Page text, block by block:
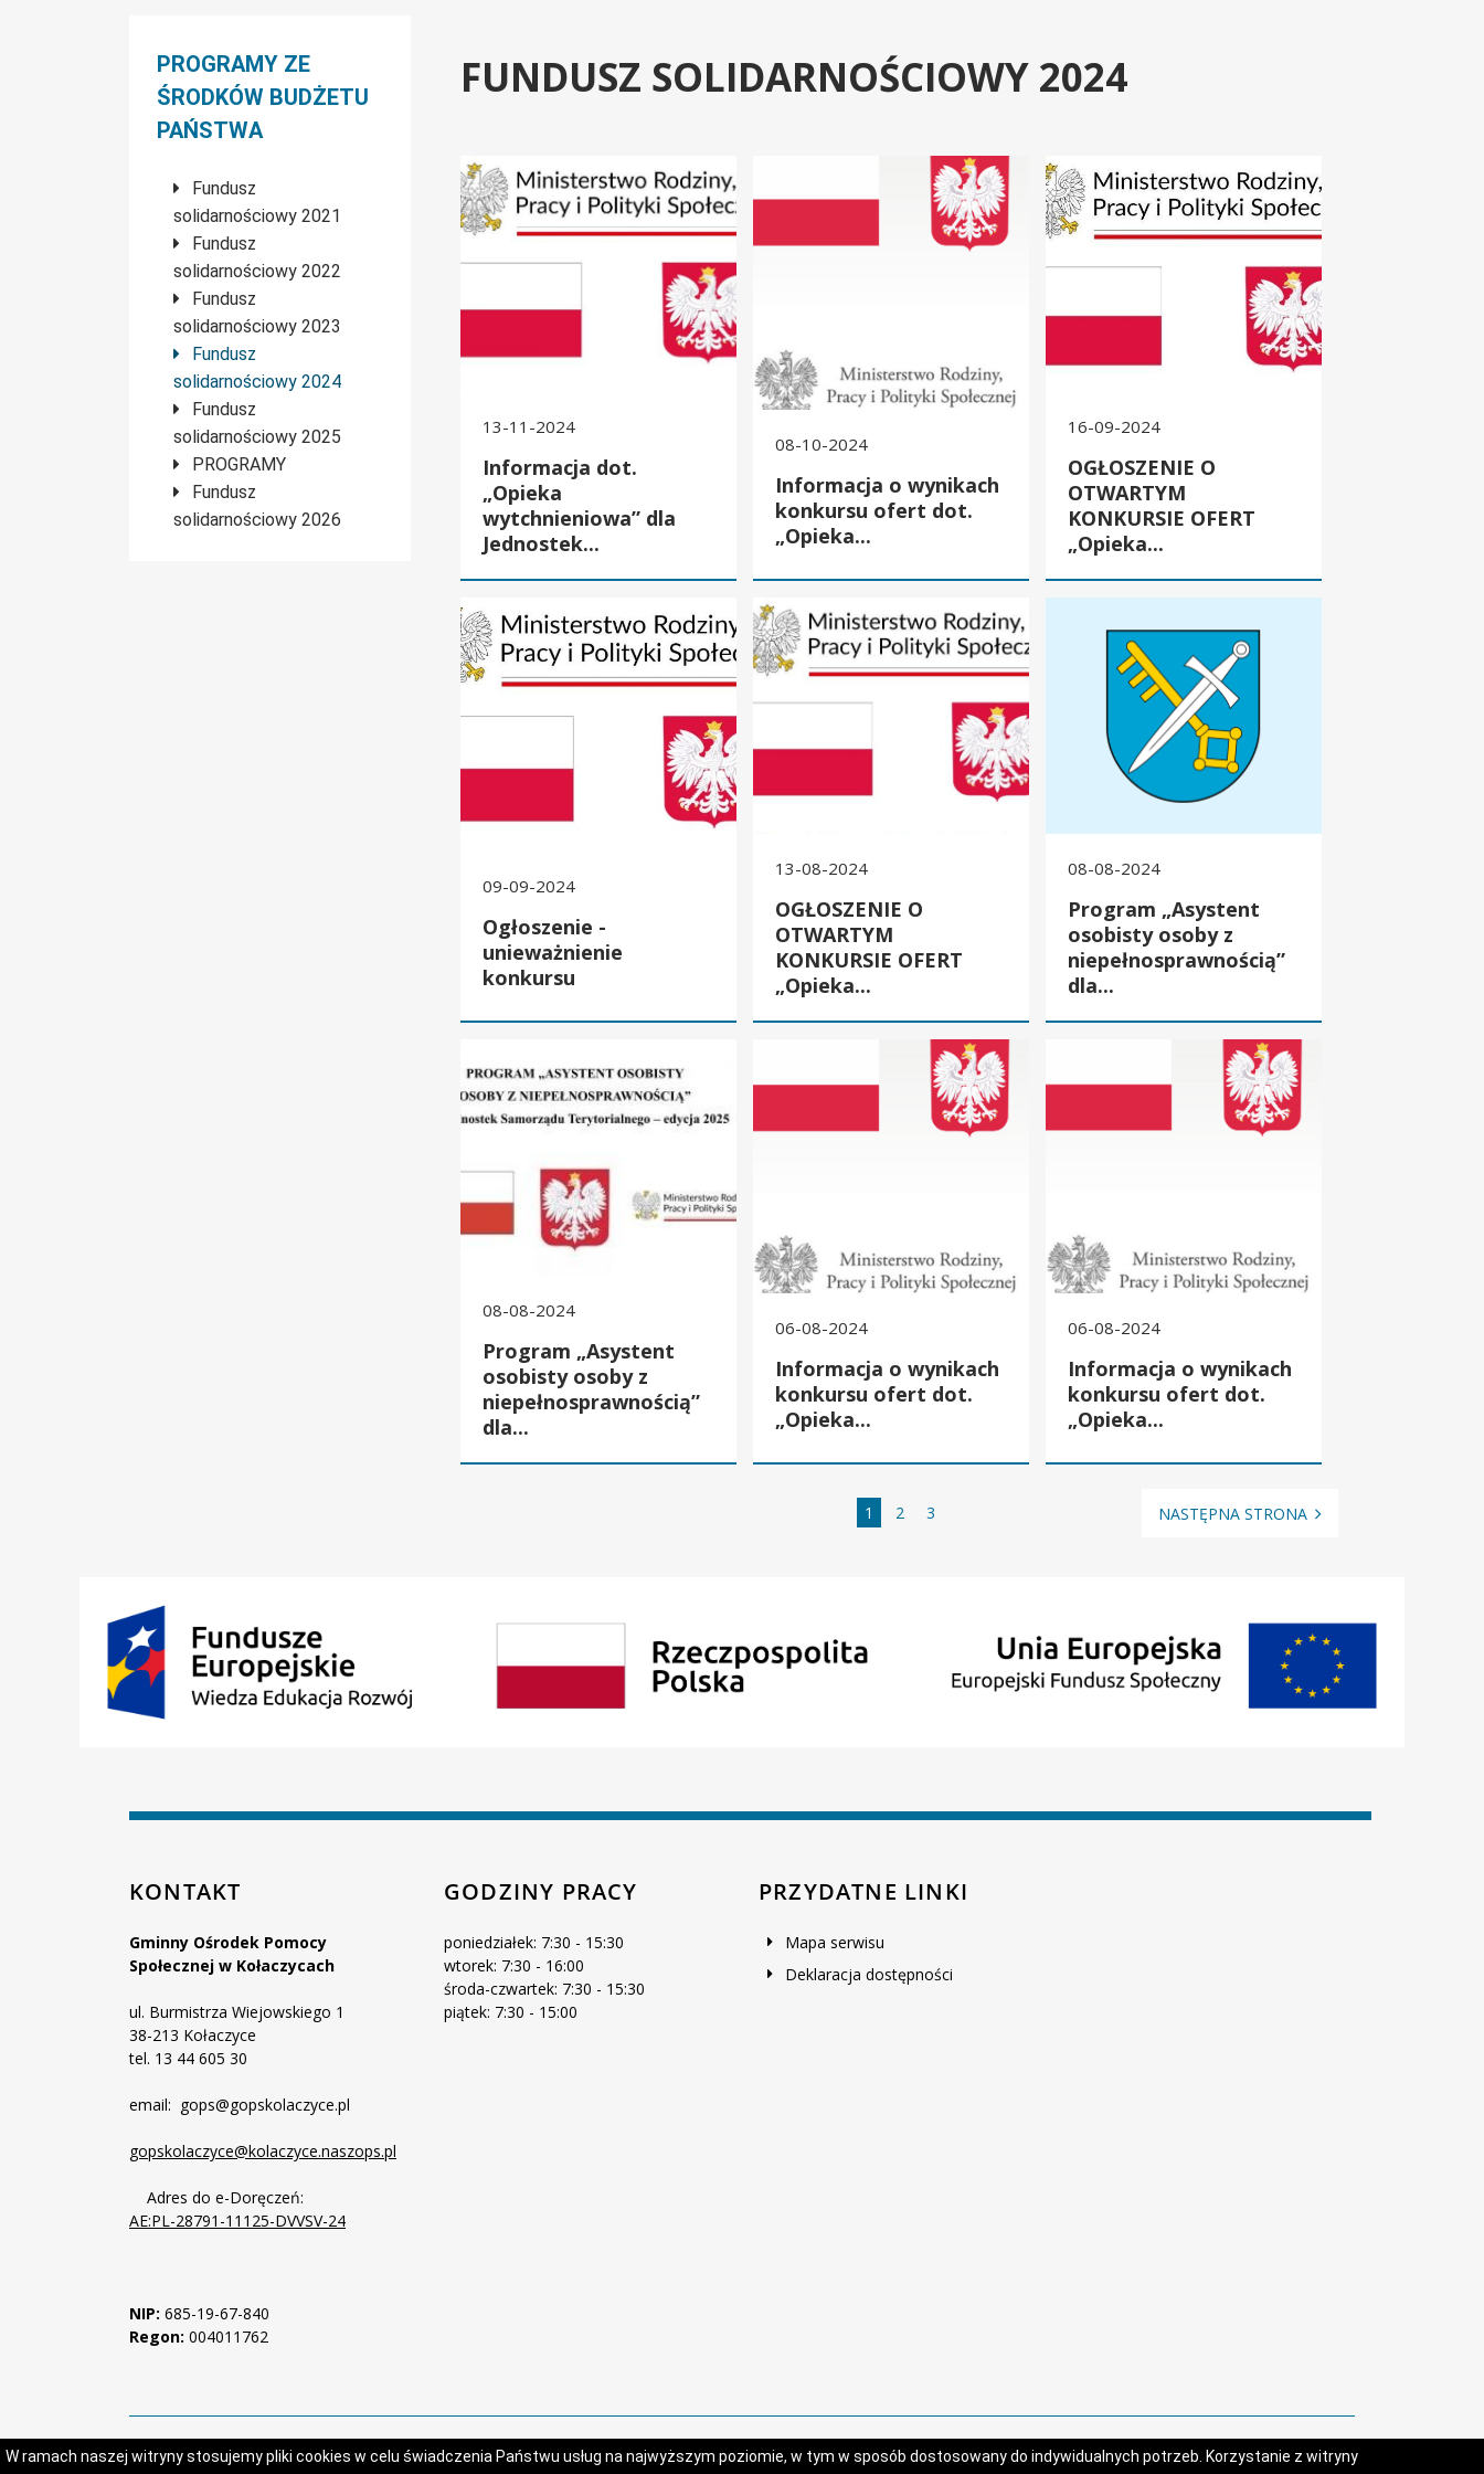
W ramach naszej witryny stosujemy pliki cookies w celu świadczenia Państwu usług na najwyższym poziomie, w tym w sposób dostosowany do indywidualnych potrzeb. Korzystanie z witryny
Menu boczne
PROGRAMY ZE
ŚRODKÓW BUDŻETU
PAŃSTWA
Fundusz
solidarnościowy 2021
Fundusz
solidarnościowy 2022
Fundusz
solidarnościowy 2023
Fundusz
solidarnościowy 2024
Fundusz
solidarnościowy 2025
PROGRAMY
Fundusz
solidarnościowy 2026
FUNDUSZ SOLIDARNOŚCIOWY 2024
Informacja dot.„Opieka wytchnieniowa” dla Jednostek Samorządu Terytorialnego – edycja 2024, pobyt całodobowy
13-11-2024
Informacja dot.
„Opieka
wytchnieniowa” dla
Jednostek...
Informacja o wynikach konkursu ofert dot. „Opieka wytchnieniowa” dla Jednostek Samorządu
08-10-2024
Informacja o wynikach
konkursu ofert dot.
„Opieka...
OGŁOSZENIE O OTWARTYM KONKURSIE OFERT
16-09-2024
OGŁOSZENIE O
OTWARTYM
KONKURSIE OFERT
„Opieka...
Ogłoszenie - unieważnienie konkursu
09-09-2024
Ogłoszenie -
unieważnienie
konkursu
OGŁOSZENIE O OTWARTYM KONKURSIE OFERT „Opieka wytchnieniowa” dla Jednostek
13-08-2024
OGŁOSZENIE O
OTWARTYM
KONKURSIE OFERT
„Opieka...
08-08-2024
Program „Asystent
osobisty osoby z
niepełnosprawnością”
dla...
Program „Asystent osobisty osoby z niepełnosprawnością” dla Jednostek Samorządu Terytorialnego – edycja 2025
08-08-2024
Program „Asystent
osobisty osoby z
niepełnosprawnością”
dla...
Informacja o wynikach konkursu ofert dot. „Opieka wytchnieniowa” dla Jednostek Samorządu
06-08-2024
Informacja o wynikach
konkursu ofert dot.
„Opieka...
Informacja o wynikach konkursu ofert dot. „Opieka
06-08-2024
Informacja o wynikach
konkursu ofert dot.
„Opieka...
Strona
1 Strona
2 Strona
3 NASTĘPNA STRONA
KONTAKT
Gminny Ośrodek Pomocy
Społecznej w Kołaczycach
ul. Burmistrza Wiejowskiego 1
38-213 Kołaczyce
tel. 13 44 605 30
email: gops@gopskolaczyce.pl
gopskolaczyce@kolaczyce.naszops.pl
Adres do e-Doręczeń:
AE:PL-28791-11125-DVVSV-24
NIP: 685-19-67-840
Regon: 004011762
GODZINY PRACY
poniedziałek: 7:30 - 15:30
wtorek: 7:30 - 16:00
środa-czwartek: 7:30 - 15:30
piątek: 7:30 - 15:00
PRZYDATNE LINKI
Mapa serwisu
Deklaracja dostępności
Projekt i wykonanie:Logonet Sp. z o.o.